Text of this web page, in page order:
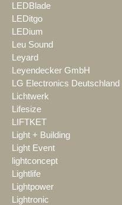
LEDBlade
LEDitgo
LEDium
Leu Sound
Leyard
Leyendecker GmbH
LG Electronics Deutschland
Lichtwerk
Lifesize
LIFTKET
Light + Building
Light Event
lightconcept
Lightlife
Lightpower
Lightronic